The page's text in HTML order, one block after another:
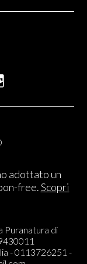
adottato un
free.Scopri
Puranatura di
- 0113726251 -